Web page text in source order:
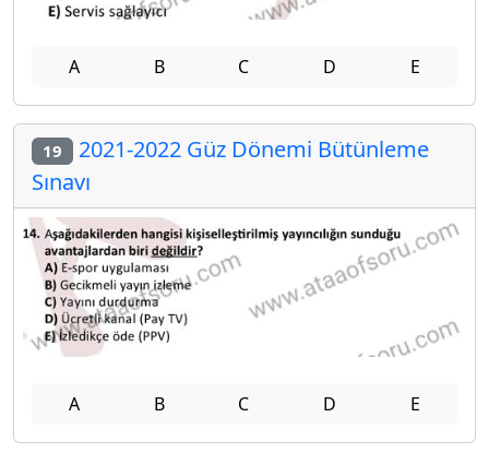
A B C D E
19 2021-2022 Güz Dönemi Bütünleme
Sınavı
A B C D E